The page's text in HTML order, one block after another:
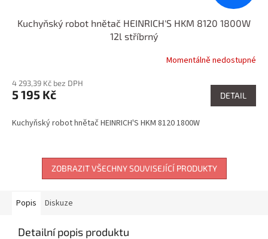
Kuchyňský robot hnětač HEINRICH'S HKM 8120 1800W
12l stříbrný
Momentálně nedostupné
4 293,39 Kč bez DPH
5 195 Kč DETAIL
Kuchyňský robot hnětač HEINRICH'S HKM 8120 1800W
ZOBRAZIT VŠECHNY SOUVISEJÍCÍ PRODUKTY
Popis Diskuze
Detailní popis produktu